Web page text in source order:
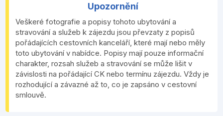
Upozornění
Veškeré fotografie a popisy tohoto ubytování a
stravování a služeb k zájezdu jsou převzaty z popisů
pořádajících cestovních kanceláří, které mají nebo měly
toto ubytování v nabídce. Popisy mají pouze informační
charakter, rozsah služeb a stravování se může lišit v
závislosti na pořádající CK nebo termínu zájezdu. Vždy je
rozhodující a závazné až to, co je zapsáno v cestovní
smlouvě.